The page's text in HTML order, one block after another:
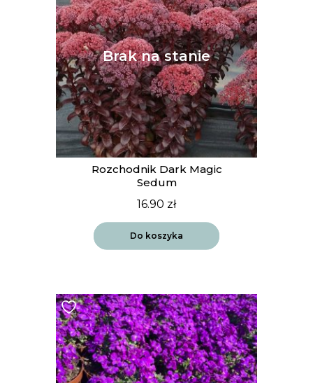
Rozchodnik Dark Magic
Sedum
16.90 zł
Do koszyka